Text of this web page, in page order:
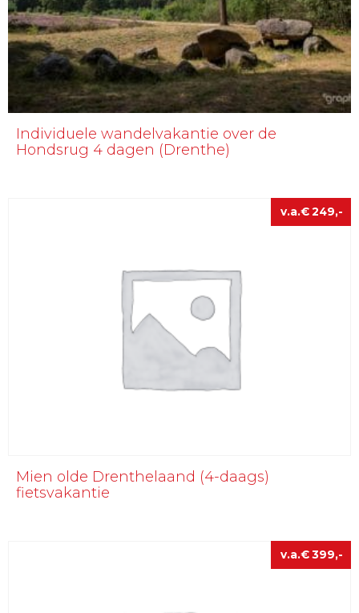
Individuele wandelvakantie over de
Hondsrug 4 dagen (Drenthe)
Mien olde Drenthelaand (4-daags)
fietsvakantie
€249
€399